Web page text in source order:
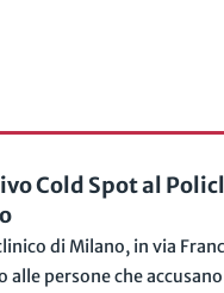
Cold Spot al
di Milano, in via
persone che